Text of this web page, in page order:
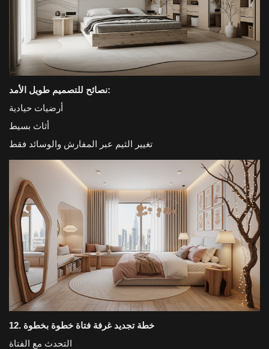
نصائح للتصميم طويل الأمد:
أرضيات حيادية
أثاث بسيط
تغيير الثيم عبر المفارش والوسائد فقط
12. خطة تجديد غرفة فتاة خطوة بخطوة
التحدث مع الفتاة